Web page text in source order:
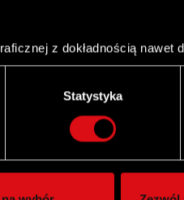
z dokładnością nawet
charakteryzującego je
są przetwarzane oraz ustaw
wycofać swoją zgodę w
aby oferować funkcje
Statystyka